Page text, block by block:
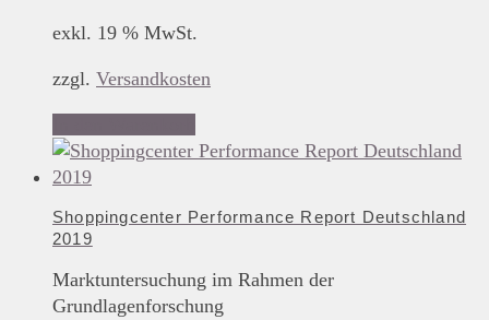
exkl. 19 % MwSt.
zzgl. Versandkosten
Shoppingcenter Performance Report Deutschland
2019
Marktuntersuchung im Rahmen der
Grundlagenforschung